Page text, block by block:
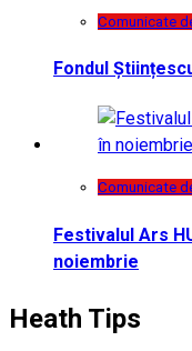
Comunicate
Fondul
Comunicate
Festivalul Ars
noiembrie
Heath Tips